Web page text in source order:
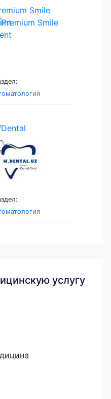
Smile
услугу